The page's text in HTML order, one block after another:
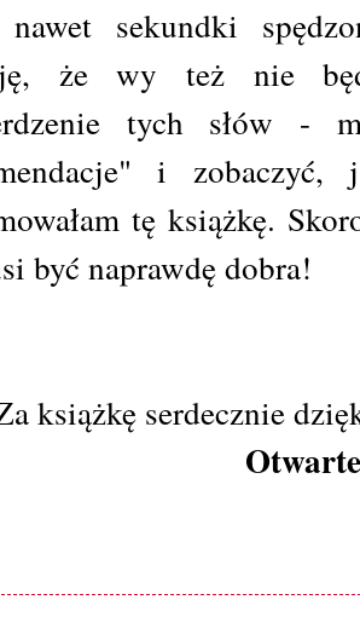
nawet sekundki
że wy też nie
tych słów -
i
tę książkę.
być naprawdę dobra!
książkę serdecznie